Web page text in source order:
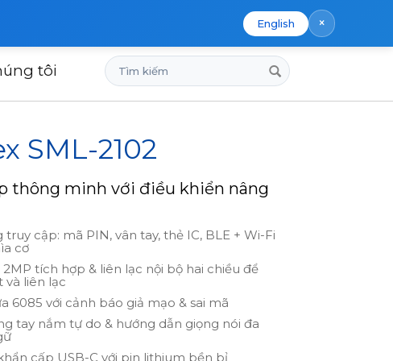
English ×
tôi
Tìm
kiếm
SML-2102
thông minh với điều khiển nâng
truy cập: mã PIN, vân tay, thẻ IC, BLE + Wi-Fi
cơ
2MP tích hợp & liên lạc nội bộ hai chiều để
và liên lạc
6085 với cảnh báo giả mạo & sai mã
tay nắm tự do & hướng dẫn giọng nói đa
cấp USB-C với pin lithium bền bỉ